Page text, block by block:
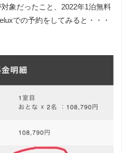
象だったこと、2022年1泊無料
での予約をしてみると・・・